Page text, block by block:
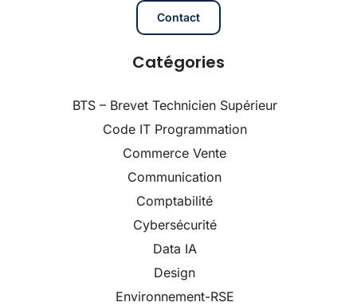
Contact
Catégories
BTS – Brevet Technicien Supérieur
Code IT Programmation
Commerce Vente
Communication
Comptabilité
Cybersécurité
Data IA
Design
Environnement-RSE